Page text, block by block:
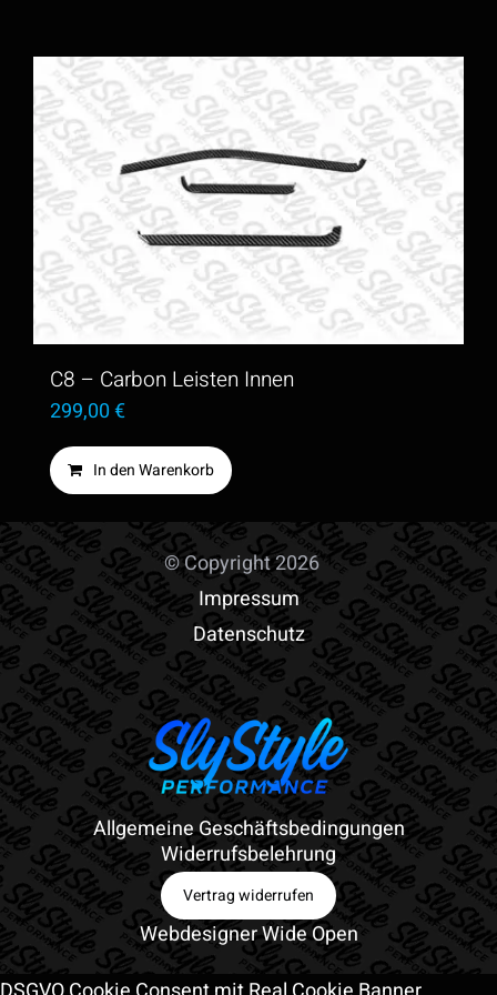
C8 – Carbon Leisten Innen
299,00€
In den Warenkorb
© Copyright 2026
Impressum
Datenschutz
Allgemeine Geschäftsbedingungen
Widerrufsbelehrung
Vertrag widerrufen
Webdesigner Wide Open